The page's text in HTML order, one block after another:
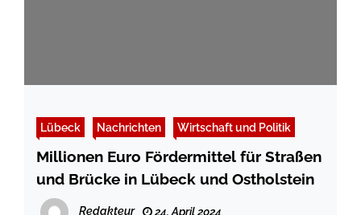
Lübeck Nachrichten Wirtschaft und Politik
Millionen Euro Fördermittel für Straßen
und Brücke in Lübeck und Ostholstein
Redakteur 24. April 2024